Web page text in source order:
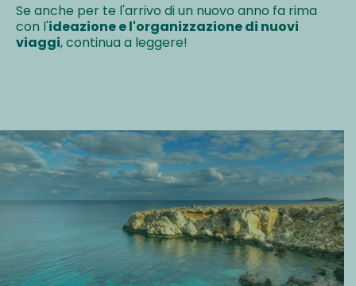
Se anche per te l'arrivo di un nuovo anno fa rima
con l'ideazione e l'organizzazione di nuovi
viaggi, continua a leggere!